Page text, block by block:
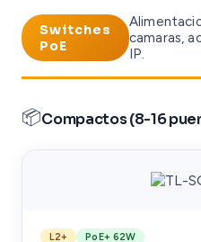
Switches
PoE
camaras,
IP.
📦Compactos (8-16
L2+ PoE+ 62W